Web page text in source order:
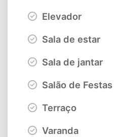
Elevador
Sala de estar
Sala de jantar
Salão de Festas
Terraço
Varanda